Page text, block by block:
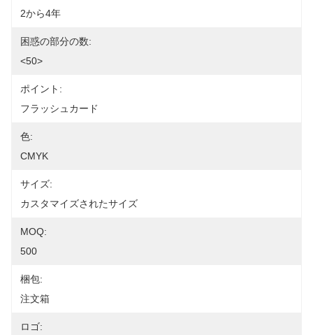
2から4年
困惑の部分の数:
<50>
ポイント:
フラッシュカード
色:
CMYK
サイズ:
カスタマイズされたサイズ
MOQ:
500
梱包:
注文箱
ロゴ: